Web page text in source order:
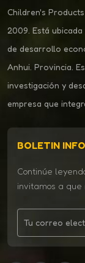
Children's
2009. Está
de desarrollo
Anhui. Provincia.
investigación y
empresa que
BOLETIN
Continúe
invitamos a que